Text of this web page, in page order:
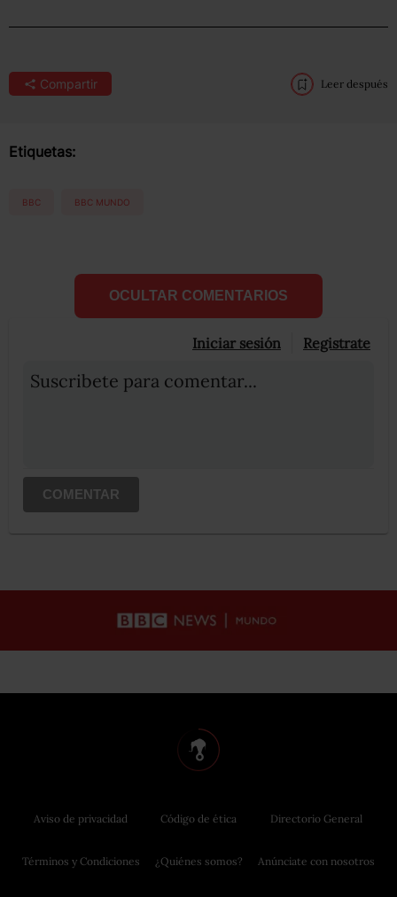
Compartir Leer después
Etiquetas:
BBC BBC MUNDO
OCULTAR COMENTARIOS
Iniciar sesión Registrate
Suscribete para comentar...
COMENTAR
Aviso de privacidad
Términos y Condiciones
Código de ética
¿Quiénes somos?
Directorio General
Anúnciate con nosotros